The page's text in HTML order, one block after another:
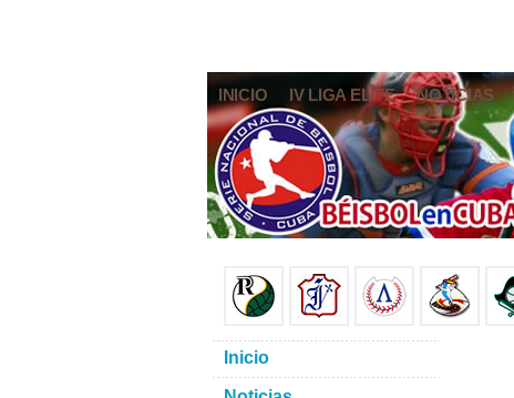
INICIO IV LIGA ELITE NOTICIAS
Inicio